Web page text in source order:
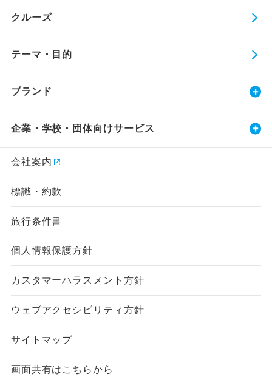
クルーズ
テーマ・目的
ブランド
企業・学校・団体向けサービス
会社案内
標識・約款
旅行条件書
個人情報保護方針
カスタマーハラスメント方針
ウェブアクセシビリティ方針
サイトマップ
画面共有はこちらから